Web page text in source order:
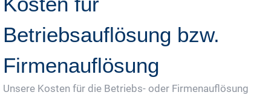
Betriebsauflösung bzw.
Firmenauflösung
Unsere Kosten für die Betriebs- oder Firmenauflösung